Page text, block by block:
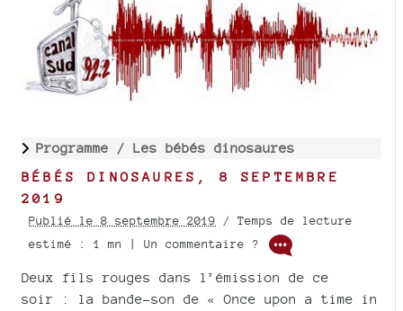
Programme / Les bébés dinosaures
BÉBÉS DINOSAURES, 8 SEPTEMBRE
2019
Publié le 8 septembre 2019 / Temps de lecture
estimé : 1 mn | Un commentaire ?
Deux fils rouges dans l’émission de ce
soir : la bande-son de « Once upon a time in